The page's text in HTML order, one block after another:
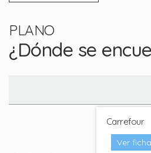
PLANO
¿Dónde se
Carrefour
Ver ficha